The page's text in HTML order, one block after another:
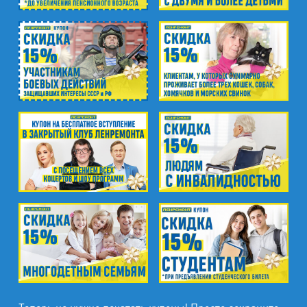
ул. Белы Куна, д.20, к.1
м. Пионерская
пр. Испытателей, д.11, к.1
м. Гражданский пр.
ул. Ушинского, д.25, к.1
м. Звёздная
ул. Звёздная, д.5, к.1 (вход с улицы)
м. Парк Победы, м. Московская
ул. Фрунзе, д.3
м. Пр. Большевиков
пр. Пятилеток, д.14, к.1